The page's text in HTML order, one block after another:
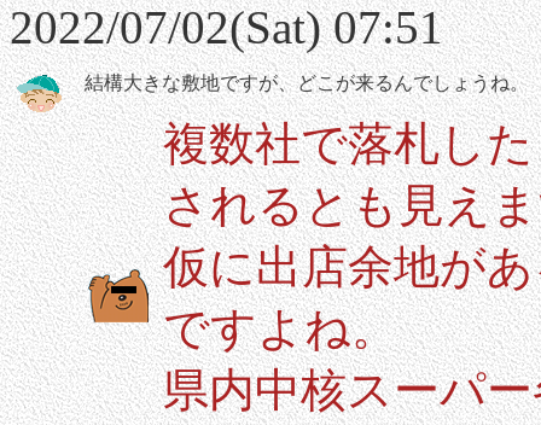
2022/07/02(Sat) 07:51
結構大きな敷地ですが、どこが来るんでしょうね。
複数社で落札し
されるとも見え
仮に出店余地が
ですよね。
県内中核スーパ